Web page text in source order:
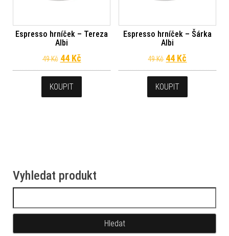
Espresso hrníček – Tereza
Albi
49Kč Původní cena byla: 49 Kč.
44 KčAktuální cena je: 44 Kč.
KOUPIT
Espresso hrníček – Šárka
Albi
49Kč Původní cena
44 Kč
KOUPIT
Vyhledat produkt